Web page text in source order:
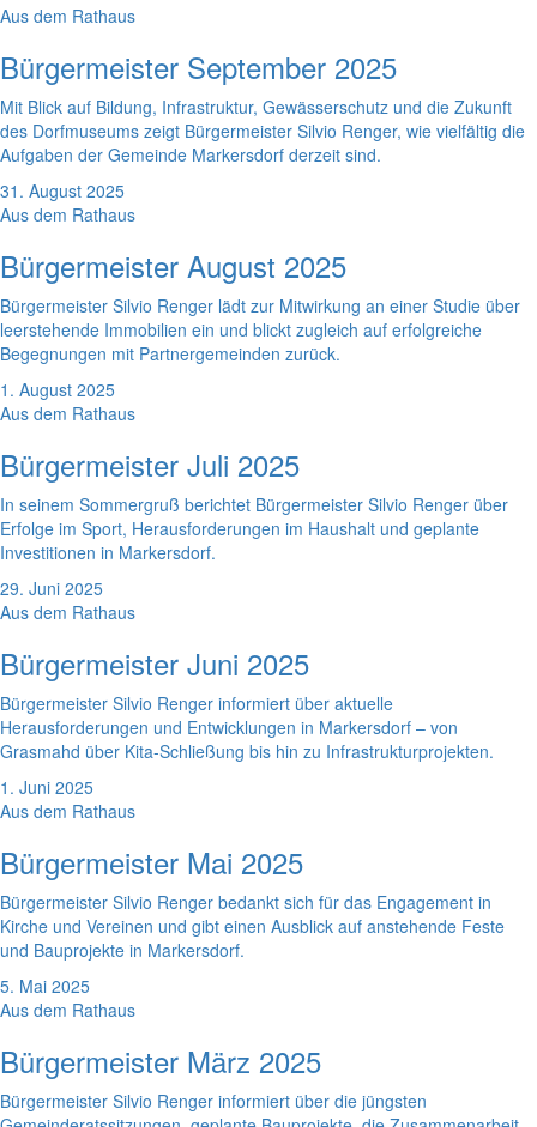
Aus dem Rathaus
Bürgermeister September 2025
Mit Blick auf Bildung, Infrastruktur, Gewässerschutz und die Zukunft
des Dorfmuseums zeigt Bürgermeister Silvio Renger, wie vielfältig die
Aufgaben der Gemeinde Markersdorf derzeit sind.
31. August 2025
Aus dem Rathaus
Bürgermeister August 2025
Bürgermeister Silvio Renger lädt zur Mitwirkung an einer Studie über
leerstehende Immobilien ein und blickt zugleich auf erfolgreiche
Begegnungen mit Partnergemeinden zurück.
1. August 2025
Aus dem Rathaus
Bürgermeister Juli 2025
In seinem Sommergruß berichtet Bürgermeister Silvio Renger über
Erfolge im Sport, Herausforderungen im Haushalt und geplante
Investitionen in Markersdorf.
29. Juni 2025
Aus dem Rathaus
Bürgermeister Juni 2025
Bürgermeister Silvio Renger informiert über aktuelle
Herausforderungen und Entwicklungen in Markersdorf – von
Grasmahd über Kita-Schließung bis hin zu Infrastrukturprojekten.
1. Juni 2025
Aus dem Rathaus
Bürgermeister Mai 2025
Bürgermeister Silvio Renger bedankt sich für das Engagement in
Kirche und Vereinen und gibt einen Ausblick auf anstehende Feste
und Bauprojekte in Markersdorf.
5. Mai 2025
Aus dem Rathaus
Bürgermeister März 2025
Bürgermeister Silvio Renger informiert über die jüngsten